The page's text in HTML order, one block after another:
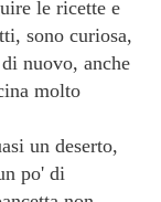
le ricette e
sono curiosa,
nuovo, anche
molto
un deserto,
po' di